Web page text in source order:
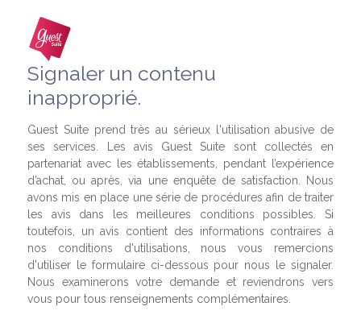
Signaler un contenu
inapproprié.
Guest Suite prend très au sérieux l'utilisation abusive de
ses services. Les avis Guest Suite sont collectés en
partenariat avec les établissements, pendant l’expérience
d’achat, ou après, via une enquête de satisfaction. Nous
avons mis en place une série de procédures afin de traiter
les avis dans les meilleures conditions possibles. Si
toutefois, un avis contient des informations contraires à
nos conditions d'utilisations, nous vous remercions
d'utiliser le formulaire ci-dessous pour nous le signaler.
Nous examinerons votre demande et reviendrons vers
vous pour tous renseignements complémentaires.